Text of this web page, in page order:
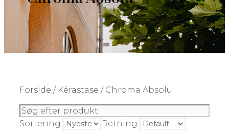
Forside / Kérastase / Chroma Absolu
Sortering: Retning: